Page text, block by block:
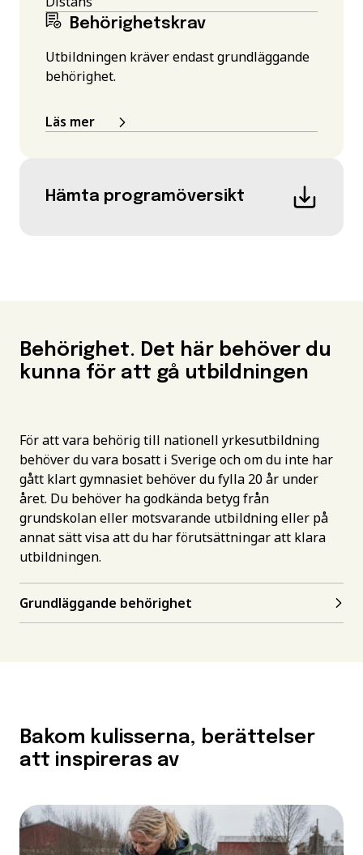
Behörighetskrav
Utbildningen kräver endast grundläggande
behörighet.
Läs mer
Hämta programöversikt
Behörighet. Det här behöver du
kunna för att gå utbildningen
För att vara behörig till nationell yrkesutbildning
behöver du vara bosatt i Sverige och om du inte har
gått klart gymnasiet behöver du fylla 20 år under
året. Du behöver ha godkända betyg från
grundskolan eller motsvarande utbildning eller på
annat sätt visa att du har förutsättningar att klara
utbildningen.
Grundläggande behörighet
Bakom kulisserna, berättelser
att inspireras av